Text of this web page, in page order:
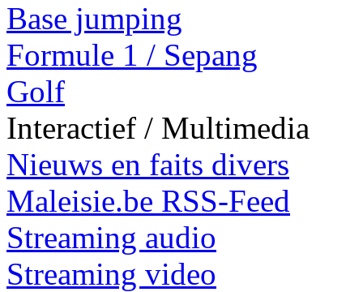
Base jumping
Formule 1 / Sepang
Golf
Interactief / Multimedia
Nieuws en faits divers
Maleisie.be RSS-Feed
Streaming audio
Streaming video